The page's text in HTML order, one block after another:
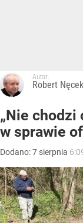
Autor:
Robert Nęcek
„Nie chodzi
w sprawie
Dodano:7 sierpnia